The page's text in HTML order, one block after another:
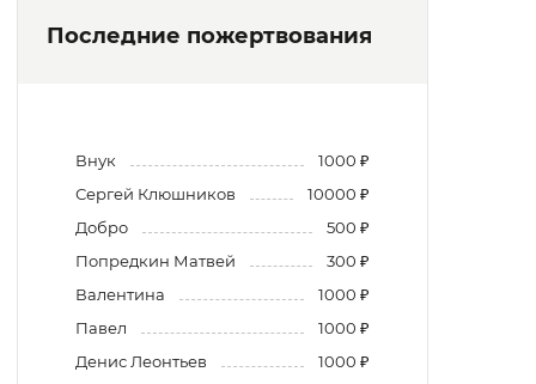
Последние пожертвования
Внук
1000 ₽
Сергей Клюшников
10000 ₽
Добро
500 ₽
Попредкин Матвей
300 ₽
Валентина
1000 ₽
Павел
1000 ₽
Денис Леонтьев
1000 ₽